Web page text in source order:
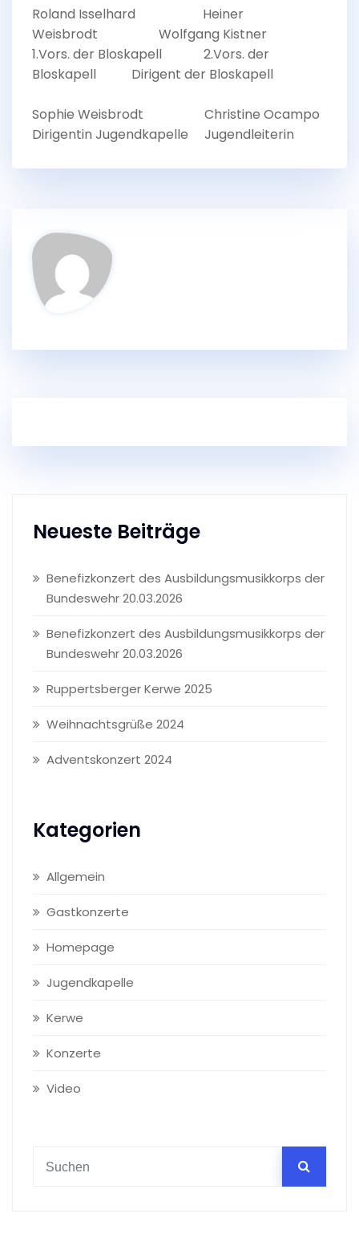
Roland Isselhard Heiner
Weisbrodt Wolfgang Kistner
1.Vors. der Bloskapell 2.Vors. der
Bloskapell Dirigent der Bloskapell
Sophie Weisbrodt Christine Ocampo
Dirigentin Jugendkapelle Jugendleiterin
Neueste Beiträge
Benefizkonzert des Ausbildungsmusikkorps der
Bundeswehr 20.03.2026
Benefizkonzert des Ausbildungsmusikkorps der
Bundeswehr 20.03.2026
Ruppertsberger Kerwe 2025
Weihnachtsgrüße 2024
Adventskonzert 2024
Kategorien
Allgemein
Gastkonzerte
Homepage
Jugendkapelle
Kerwe
Konzerte
Video